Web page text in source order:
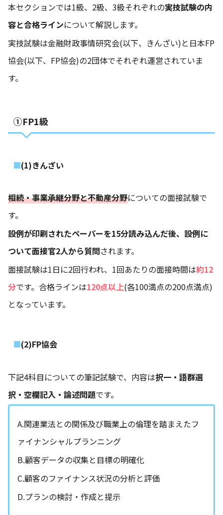
本セクションでは1級、2級、3級それぞれの実技試験の内
容と合格ラインについて解説します。
実技試験は金融財政事情研究会(以下、きんざい)と日本FP
協会(以下、FP協会)の2団体でそれぞれ運営されていま
す。
①FP1級
(1)きんざい
相続・事業承継分野と不動産分野についての面接試験で
す。
設例が印刷されたペーパーを15分読み込んだ後、設例に
ついて面接官2人から質問されます。
面接試験は1日に2回行われ、1回あたりの面接時間は約12
分です。合格ラインは120点以上(各100満点の200点満点)
となっています。
(2)FP協会
下記4科目についての筆記試験で、内容は択一・語群選
択・空欄記入・論述問題です。
A.関連業法との関係及び職業上の倫理を踏まえたフ
ァイナンシャルプランニング
B.顧客データの収集と目標の明確化
C.顧客のファイナンス状況の分析と評価
D.プランの検討・作成と提示